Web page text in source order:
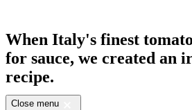
Close menu
When Italy's finest
for sauce, we created an
recipe.